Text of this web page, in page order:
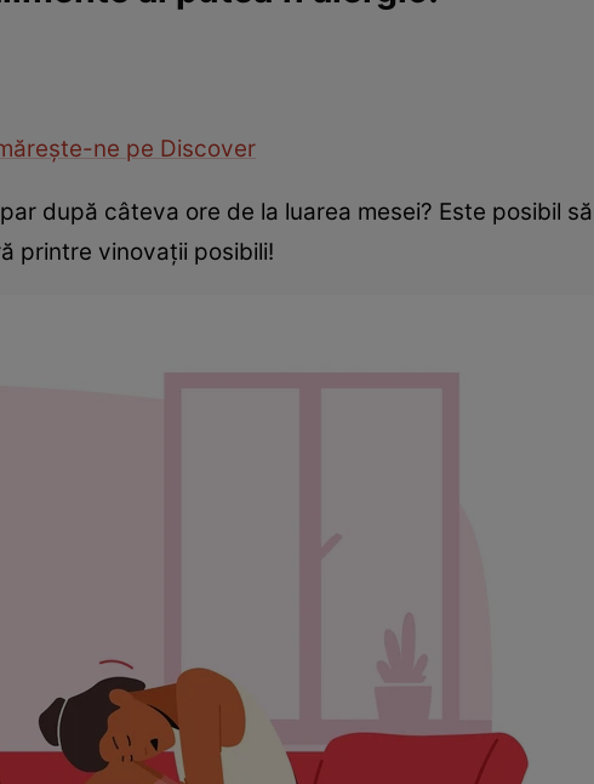
ne pe Discover
după câteva ore de la luarea mesei? Este posibil
printre vinovaţii posibili!